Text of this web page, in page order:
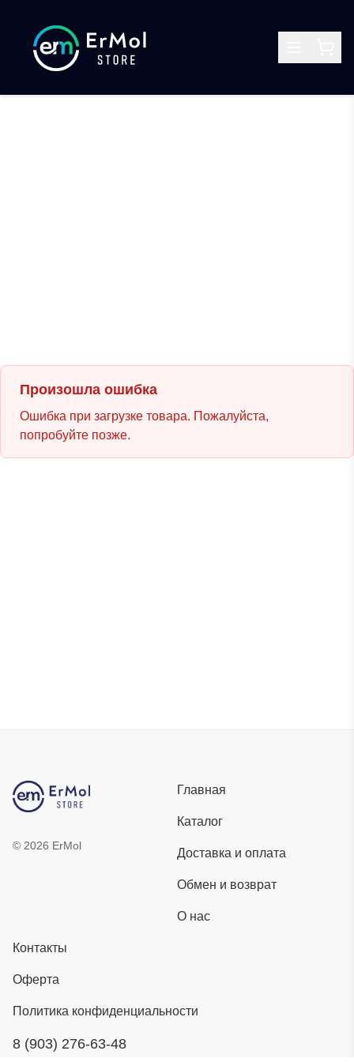
Произошла ошибка
Ошибка при загрузке товара. Пожалуйста,
попробуйте позже.
© 2026 ErMol
Главная
Каталог
Доставка и оплата
Обмен и возврат
О нас
Контакты
Оферта
Политика конфиденциальности
8 (903) 276-63-48